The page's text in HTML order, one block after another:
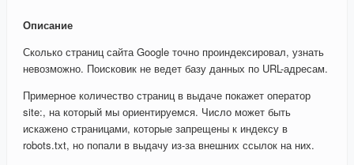
Описание
Сколько страниц сайта Google точно проиндексировал, узнать
невозможно. Поисковик не ведет базу данных по URL-адресам.
Примерное количество страниц в выдаче покажет оператор
site:, на который мы ориентируемся. Число может быть
искажено страницами, которые запрещены к индексу в
robots.txt, но попали в выдачу из-за внешних ссылок на них.